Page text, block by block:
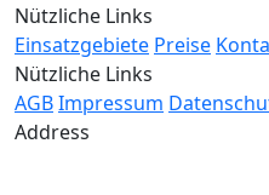
Nützliche Links
Einsatzgebiete Preise
Nützliche Links
AGBImpressum
Address